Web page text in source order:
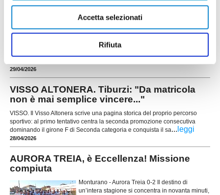
Accetta selezionati
Rifiuta
Promozione, in casa Aurora Treia è già tempo di
guardare avanti. A tracciare la rotta è Fabio
Giulianelli, amministratore delegato del Gruppo
Lube, che fissa obiettivi chiari per la prossima
29/04/2026
VISSO ALTONERA. Tiburzi: "Da matricola
non è mai semplice vincere..."
VISSO. Il Visso Altonera scrive una pagina storica del proprio percorso
sportivo: al primo tentativo centra la seconda promozione consecutiva
dominando il girone F di Seconda categoria e conquista il sa... leggi
28/04/2026
AURORA TREIA, è Eccellenza! Missione
compiuta
Monturano - Aurora Treia 0-2 Il destino di
un’intera stagione si concentra in novanta minuti,